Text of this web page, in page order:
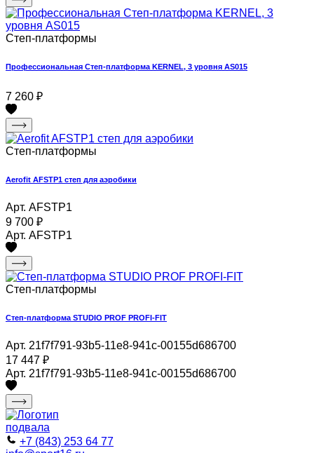
Степ-платформы
Профессиональная Степ-платформа KERNEL, 3 уровня AS015
7 260 ₽
Степ-платформы
Aerofit AFSTP1 степ для аэробики
Арт. AFSTP1
9 700 ₽
Арт. AFSTP1
Степ-платформы
Степ-платформа STUDIO PROF PROFI-FIT
Арт. 21f7f791-93b5-11e8-941c-00155d686700
17 447 ₽
Арт. 21f7f791-93b5-11e8-941c-00155d686700
+7 (843) 253 64 77